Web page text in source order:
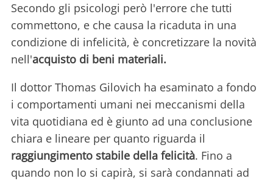
Secondo gli psicologi però l'errore che tutti
commettono, e che causa la ricaduta in una
condizione di infelicità, è concretizzare la novità
nell'acquisto di beni materiali.
Il dottor Thomas Gilovich ha esaminato a fondo
i comportamenti umani nei meccanismi della
vita quotidiana ed è giunto ad una conclusione
chiara e lineare per quanto riguarda il
raggiungimento stabile della felicità. Fino a
quando non lo si capirà, si sarà condannati ad